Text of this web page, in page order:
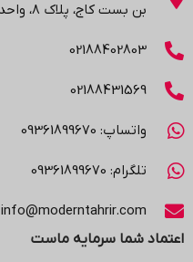
بن بست کاج، پلاک ۸، واحد 1
02188402803
02188431569
واتساپ: 09361899670
تلگرام: 09361899670
info@moderntahrir.com
اعتماد شما سرمایه ماست